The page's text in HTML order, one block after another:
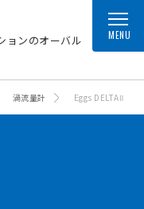
ョンのオーバル MENU
渦流量計 Eggs DELTAⅡ